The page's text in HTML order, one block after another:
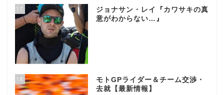
17
ジョナサン・レイ『カワサキの真
意がわからない…』
18
モトGPライダー＆チーム交渉・
去就【最新情報】